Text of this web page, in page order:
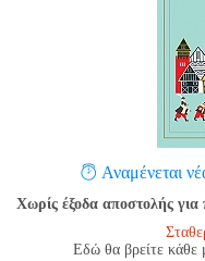
Αναμένεται
Χωρίς έξοδα αποστολής
Εδώ θα βρείτε κάθε